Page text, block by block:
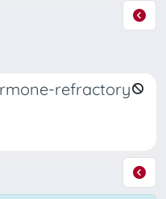
refractory